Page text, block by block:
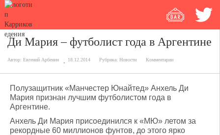
Ди Мария – футболист года в Аргентине
Автор: Евгений Арбенин 18.12.2014 Рубрика: Новости Комментарии
Полузащитник «Манчестер Юнайтед» Анхель Ди
Мария признан лучшим футболистом года в
Аргентине.
Анхель Ди Мария присоединился к «МЮ» летом за
рекордные 60 миллионов фунтов, до этого ярко